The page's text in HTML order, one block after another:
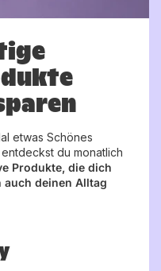
etwas Schönes
du monatlich
Produkte, die dich
deinen Alltag